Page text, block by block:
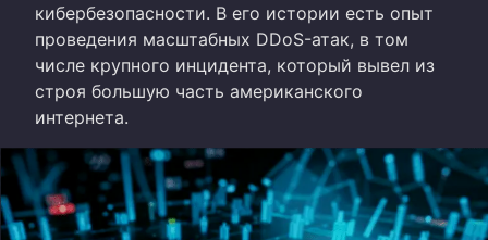
кибербезопасности. В его истории есть опыт
проведения масштабных DDoS-атак, в том
числе крупного инцидента, который вывел из
строя большую часть американского
интернета.